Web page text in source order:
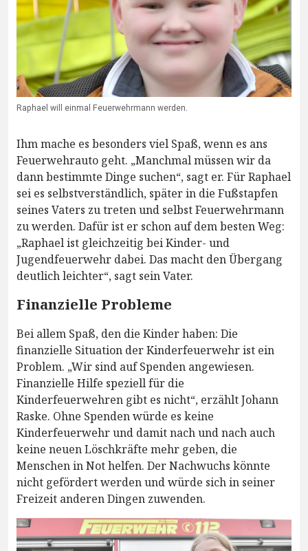
Raphael will einmal Feuerwehrmann werden.
Ihm mache es besonders viel Spaß, wenn es ans
Feuerwehrauto geht. „Manchmal müssen wir da
dann bestimmte Dinge suchen“, sagt er. Für Raphael
sei es selbstverständlich, später in die Fußstapfen
seines Vaters zu treten und selbst Feuerwehrmann
zu werden. Dafür ist er schon auf dem besten Weg:
„Raphael ist gleichzeitig bei Kinder- und
Jugendfeuerwehr dabei. Das macht den Übergang
deutlich leichter“, sagt sein Vater.
Finanzielle Probleme
Bei allem Spaß, den die Kinder haben: Die
finanzielle Situation der Kinderfeuerwehr ist ein
Problem. „Wir sind auf Spenden angewiesen.
Finanzielle Hilfe speziell für die
Kinderfeuerwehren gibt es nicht“, erzählt Johann
Raske. Ohne Spenden würde es keine
Kinderfeuerwehr und damit nach und nach auch
keine neuen Löschkräfte mehr geben, die
Menschen in Not helfen. Der Nachwuchs könnte
nicht gefördert werden und würde sich in seiner
Freizeit anderen Dingen zuwenden.